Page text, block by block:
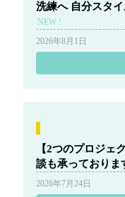
洗練へ 自分スタ
NEW !
2026年8月1日
【2つのプロジェ
談も承っておりま
2026年7月24日